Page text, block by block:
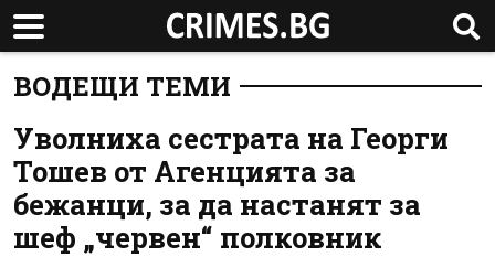
ВОДЕЩИ ТЕМИ
Уволниха сестрата на Георги
Тошев от Агенцията за
бежанци, за да настанят за
шеф „червен“ полковник